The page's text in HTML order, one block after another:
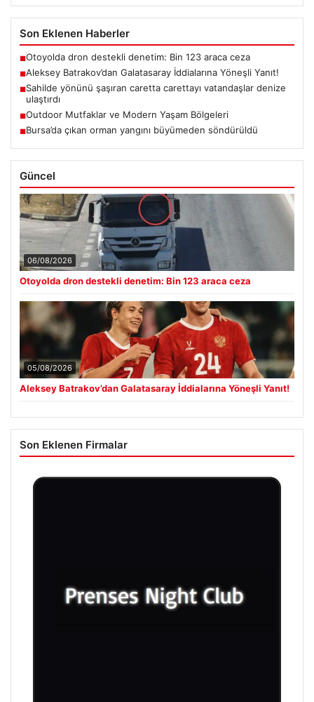
Son Eklenen Haberler
■Otoyolda dron destekli denetim: Bin 123 araca ceza
■Aleksey Batrakov’dan Galatasaray İddialarına Yöneşli Yanıt!
■Sahilde yönünü şaşıran caretta carettayı vatandaşlar denize
ulaştırdı
■Outdoor Mutfaklar ve Modern Yaşam Bölgeleri
■Bursa’da çıkan orman yangını büyümeden söndürüldü
Güncel
06/08/2026
Otoyolda dron destekli denetim: Bin 123 araca ceza
05/08/2026
Aleksey Batrakov’dan Galatasaray İddialarına Yöneşli Yanıt!
Son Eklenen Firmalar